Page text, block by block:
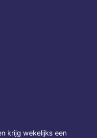
krijg wekelijks een